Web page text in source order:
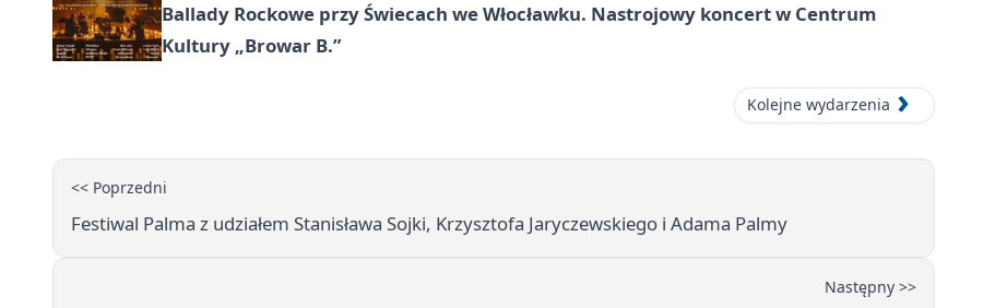
Ballady Rockowe przy Świecach we Włocławku. Nastrojowy koncert w Centrum
Kultury „Browar B.”
Kolejne wydarzenia
<< Poprzedni
Festiwal Palma z udziałem Stanisława Sojki, Krzysztofa Jaryczewskiego i Adama Palmy
Następny >>